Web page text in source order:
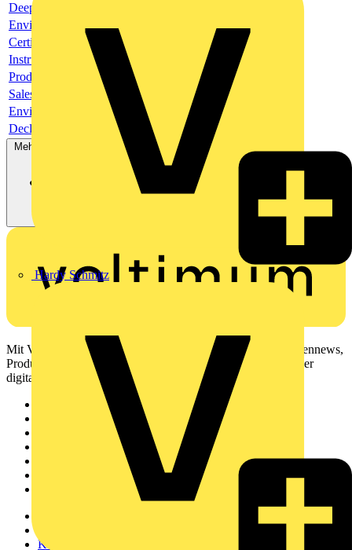
Hardy Schmitz
Deeplink product page
Environmental compliance declaration
Certificate
Instruction sheet
Product data sheet
Sales brochure
Environmental compliance declaration
Declaration of conformity
Mehr anzeigen
Mit Voltimum erhalten Elektrofachkräfte Zugang zu Branchennews,
Produktinformationen, Schulungen und Tools – alles auf einer
digitalen Plattform und Community.
Kontakt